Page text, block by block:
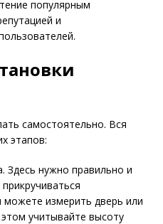
популярным
и
самостоятельно. Вся
этапов:
Здесь нужно правильно и
измерить дверь или
учитывайте высоту